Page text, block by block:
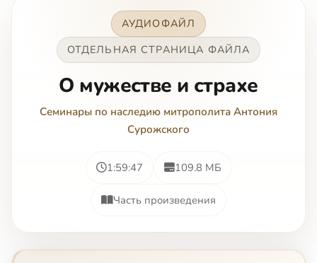
АУДИОФАЙЛ
ОТДЕЛЬНАЯ СТРАНИЦА ФАЙЛА
О мужестве и страхе
Семинары по наследию митрополита Антония
Сурожского
1:59:47 109.8 МБ
Часть произведения